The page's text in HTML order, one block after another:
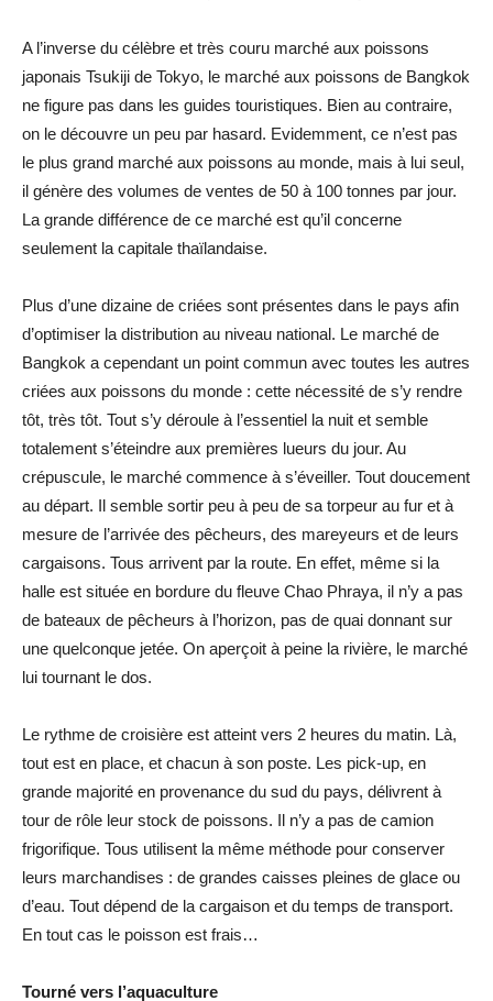
A l’inverse du célèbre et très couru marché aux poissons
japonais Tsukiji de Tokyo, le marché aux poissons de Bangkok
ne figure pas dans les guides touristiques. Bien au contraire,
on le découvre un peu par hasard. Evidemment, ce n’est pas
le plus grand marché aux poissons au monde, mais à lui seul,
il génère des volumes de ventes de 50 à 100 tonnes par jour.
La grande différence de ce marché est qu’il concerne
seulement la capitale thaïlandaise.
Plus d’une dizaine de criées sont présentes dans le pays afin
d’optimiser la distribution au niveau national. Le marché de
Bangkok a cependant un point commun avec toutes les autres
criées aux poissons du monde : cette nécessité de s’y rendre
tôt, très tôt. Tout s’y déroule à l’essentiel la nuit et semble
totalement s’éteindre aux premières lueurs du jour. Au
crépuscule, le marché commence à s’éveiller. Tout doucement
au départ. Il semble sortir peu à peu de sa torpeur au fur et à
mesure de l’arrivée des pêcheurs, des mareyeurs et de leurs
cargaisons. Tous arrivent par la route. En effet, même si la
halle est située en bordure du fleuve Chao Phraya, il n’y a pas
de bateaux de pêcheurs à l’horizon, pas de quai donnant sur
une quelconque jetée. On aperçoit à peine la rivière, le marché
lui tournant le dos.
Le rythme de croisière est atteint vers 2 heures du matin. Là,
tout est en place, et chacun à son poste. Les pick-up, en
grande majorité en provenance du sud du pays, délivrent à
tour de rôle leur stock de poissons. Il n’y a pas de camion
frigorifique. Tous utilisent la même méthode pour conserver
leurs marchandises : de grandes caisses pleines de glace ou
d’eau. Tout dépend de la cargaison et du temps de transport.
En tout cas le poisson est frais…
Tourné vers l’aquaculture